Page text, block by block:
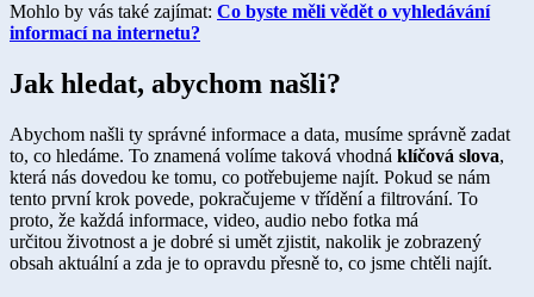
Mohlo by vás také zajímat: Co byste měli vědět o vyhledávání
informací na internetu?
Jak hledat, abychom našli?
Abychom našli ty správné informace a data, musíme správně zadat
to, co hledáme. To znamená volíme taková vhodná klíčová slova,
která nás dovedou ke tomu, co potřebujeme najít. Pokud se nám
tento první krok povede, pokračujeme v třídění a filtrování. To
proto, že každá informace, video, audio nebo fotka má
určitou životnost a je dobré si umět zjistit, nakolik je zobrazený
obsah aktuální a zda je to opravdu přesně to, co jsme chtěli najít.